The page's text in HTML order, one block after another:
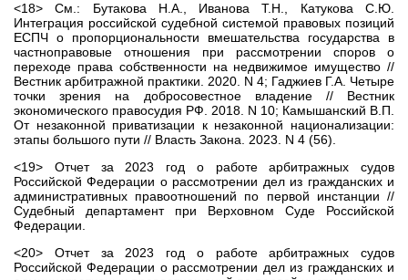
<18> См.: Бутакова Н.А., Иванова Т.Н., Катукова С.Ю.
Интеграция российской судебной системой правовых позиций
ЕСПЧ о пропорциональности вмешательства государства в
частноправовые отношения при рассмотрении споров о
переходе права собственности на недвижимое имущество //
Вестник арбитражной практики. 2020. N 4; Гаджиев Г.А. Четыре
точки зрения на добросовестное владение // Вестник
экономического правосудия РФ. 2018. N 10; Камышанский В.П.
От незаконной приватизации к незаконной национализации:
этапы большого пути // Власть Закона. 2023. N 4 (56).
<19> Отчет за 2023 год о работе арбитражных судов
Российской Федерации о рассмотрении дел из гражданских и
административных правоотношений по первой инстанции //
Судебный департамент при Верховном Суде Российской
Федерации.
<20> Отчет за 2023 год о работе арбитражных судов
Российской Федерации о рассмотрении дел из гражданских и